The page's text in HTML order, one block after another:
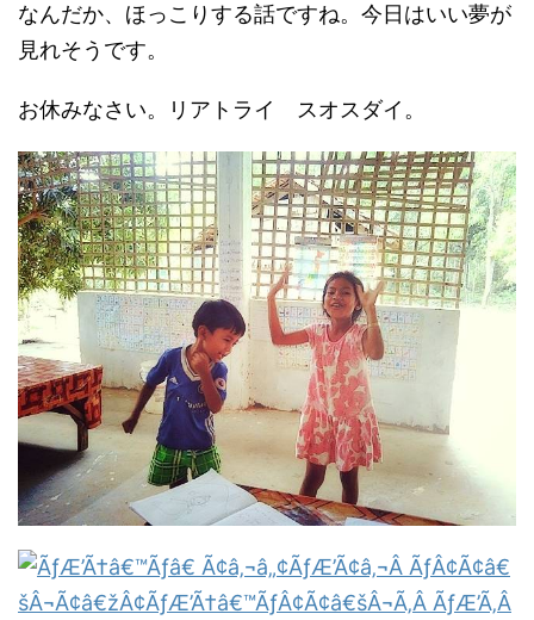
なんだか、ほっこりする話ですね。今日はいい夢が
見れそうです。
お休みなさい。リアトライ スオスダイ。